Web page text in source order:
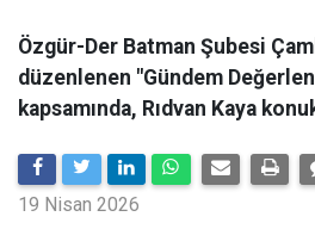
Özgür-Der Batman Şubesi
düzenlenen "Gündem
kapsamında, Rıdvan Kaya
19 Nisan 2026